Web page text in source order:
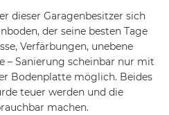
dieser Garagenbesitzer sich
der seine besten Tage
Verfärbungen, unebene
– Sanierung scheinbar nur mit
Bodenplatte möglich. Beides
teuer werden und die
machen.